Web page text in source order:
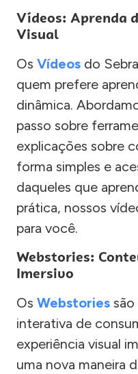
Vídeos: Aprenda
Visual
Os Vídeos do
quem prefere
dinâmica.
passo sobre
explicações sobre
forma simples e
daqueles que
prática, nossos
para você.
Webstories:
Imersivo
Os Webstories
interativa de
experiência visual
uma nova maneira